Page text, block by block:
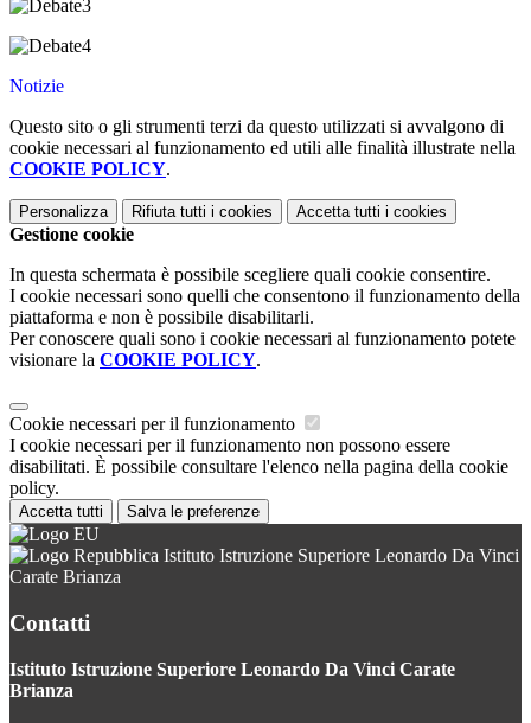
Notizie
Questo sito o gli strumenti terzi da questo utilizzati si avvalgono di
cookie necessari al funzionamento ed utili alle finalità illustrate nella
COOKIE POLICY.
Personalizza Rifiuta tutti i cookies Accetta tutti i cookies
Gestione cookie
In questa schermata è possibile scegliere quali cookie consentire.
I cookie necessari sono quelli che consentono il funzionamento della
piattaforma e non è possibile disabilitarli.
Per conoscere quali sono i cookie necessari al funzionamento potete
visionare la COOKIE POLICY.
Cookie necessari per il funzionamento
I cookie necessari per il funzionamento non possono essere
disabilitati. È possibile consultare l'elenco nella pagina della cookie
policy.
Accetta tutti Salva le preferenze
Istituto Istruzione Superiore Leonardo Da Vinci
Carate Brianza
Contatti
Istituto Istruzione Superiore Leonardo Da Vinci Carate
Brianza